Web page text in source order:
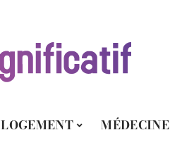
LOGEMENT MÉDECINE